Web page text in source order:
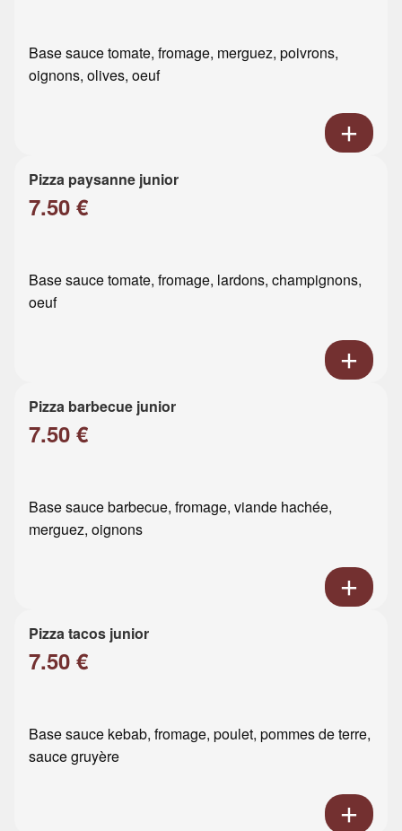
Base sauce tomate, fromage, merguez, poivrons,
oignons, olives, oeuf
Pizza paysanne junior
7.50 €
Base sauce tomate, fromage, lardons, champignons,
oeuf
Pizza barbecue junior
7.50 €
Base sauce barbecue, fromage, viande hachée,
merguez, oignons
Pizza tacos junior
7.50 €
Base sauce kebab, fromage, poulet, pommes de terre,
sauce gruyère